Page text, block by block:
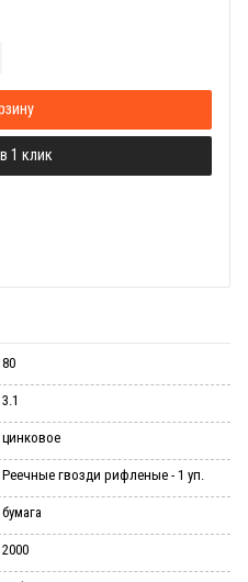
1 клик
80
3.1
цинковое
Реечные гвозди рифленые - 1 уп.
бумага
2000